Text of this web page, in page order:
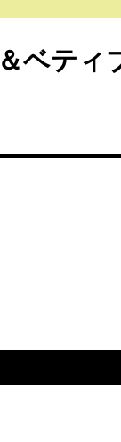
ベティ